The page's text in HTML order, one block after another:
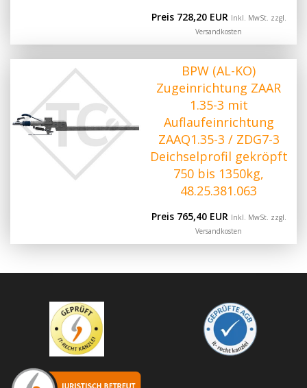
Preis 728,20 EUR Inkl. MwSt. zzgl.
Versandkosten
BPW (AL-KO)
Zugeinrichtung ZAAR
1.35-3 mit
Auflaufeinrichtung
ZAAQ1.35-3 / ZDG7-3
Deichselprofil gekröpft
750 bis 1350kg,
48.25.381.063
Preis 765,40 EUR Inkl. MwSt. zzgl.
Versandkosten